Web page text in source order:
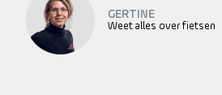
GERTINE
Weet alles over fietsen